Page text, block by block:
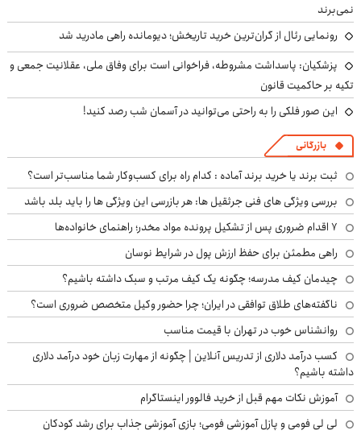
نمی‌برند
رونمایی رئال از گران‌ترین خرید تاریخش؛ دیومانده راهی مادرید شد
پزشکیان: پاسداشت مشروطه، فراخوانی است برای وفاق ملی، عقلانیت جمعی و
تکیه بر حاکمیت قانون
این صور فلکی را به راحتی می‌توانید در آسمان شب رصد کنید!
بازرگانی
ثبت برند یا خرید برند آماده : کدام راه برای کسب‌وکار شما مناسب‌تر است؟
بررسی ویژگی های فنی جرثقیل ها: هر بازرسی این ویژگی ها را باید بلد باشد
۷ اقدام ضروری پس از تشکیل پرونده مواد مخدر؛ راهنمای خانواده‌ها
راهی مطمئن برای حفظ ارزش پول در شرایط نوسان
چیدمان کیف مدرسه؛ چگونه یک کیف مرتب و سبک داشته باشیم؟
ناگفته‌های طلاق توافقی در ایران؛ چرا حضور وکیل متخصص ضروری است؟
روانشناس خوب در تهران با قیمت مناسب
کسب درآمد دلاری از تدریس آنلاین | چگونه از مهارت زبان خود درآمد دلاری
داشته باشیم؟
آموزش نکات مهم قبل از خرید فالوور اینستاگرام
لی لی فومی و پازل آموزشی فومی؛ بازی آموزشی جذاب برای رشد کودکان